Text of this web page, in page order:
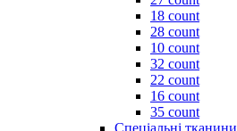
18 count
28 count
10 count
32 count
22 count
16 count
35 count
Спеціальні тканини